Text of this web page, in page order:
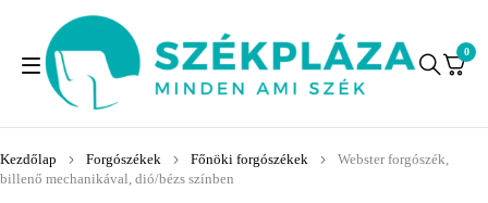
0
Kezdőlap Forgószékek Főnöki forgószékek
Webster forgószék,
billenő mechanikával, dió/bézs színben